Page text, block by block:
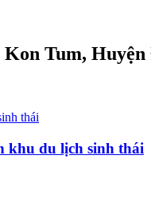
Tum,
khu du lịch sinh thái